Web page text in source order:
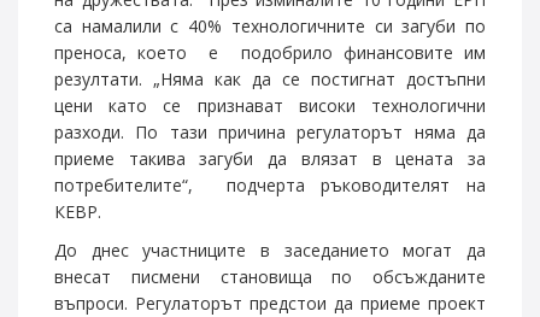
са намалили с 40% технологичните си загуби по
преноса, което е подобрило финансовите им
резултати. „Няма как да се постигнат достъпни
цени като се признават високи технологични
разходи. По тази причина регулаторът няма да
приеме такива загуби да влязат в цената за
потребителите“, подчерта ръководителят на
КЕВР.
До днес участниците в заседанието могат да
внесат писмени становища по обсъжданите
въпроси. Регулаторът предстои да приеме проект